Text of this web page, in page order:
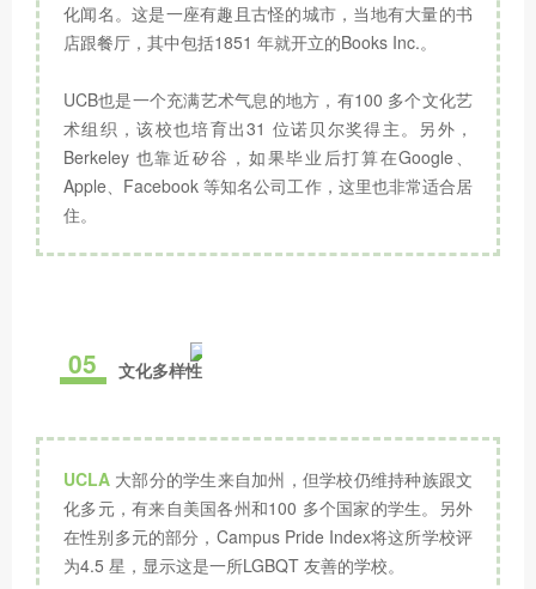
化闻名。这是一座有趣且古怪的城市，当地有大量的书
店跟餐厅，其中包括1851 年就开立的Books Inc.。
UCB也是一个充满艺术气息的地方，有100 多个文化艺
术组织，该校也培育出31 位诺贝尔奖得主。另外，
Berkeley 也靠近矽谷，如果毕业后打算在Google、
Apple、Facebook 等知名公司工作，这里也非常适合居
住。
05 文化多样性
UCLA 大部分的学生来自加州，但学校仍维持种族跟文
化多元，有来自美国各州和100 多个国家的学生。另外
在性别多元的部分，Campus Pride Index将这所学校评
为4.5 星，显示这是一所LGBQT 友善的学校。